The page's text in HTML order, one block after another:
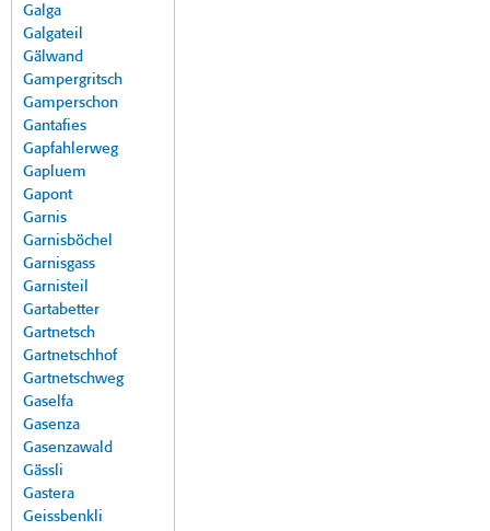
Galga
Galgateil
Gälwand
Gampergritsch
Gamperschon
Gantafies
Gapfahlerweg
Gapluem
Gapont
Garnis
Garnisböchel
Garnisgass
Garnisteil
Gartabetter
Gartnetsch
Gartnetschhof
Gartnetschweg
Gaselfa
Gasenza
Gasenzawald
Gässli
Gastera
Geissbenkli